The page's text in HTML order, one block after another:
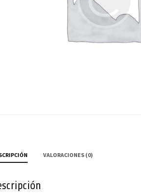
VALORACIONES (0)